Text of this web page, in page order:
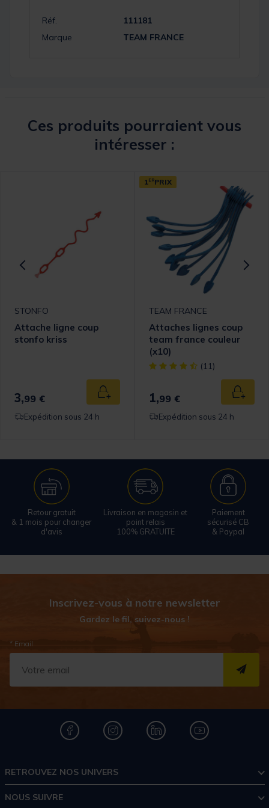
Réf.
111181
Marque
TEAM FRANCE
Ces produits pourraient vous
intéresser :
panier
STONFO
Attache ligne coup
stonfo kriss
3,99 € Ajouter au panier
Expédition sous 24 h
1 ERPRIX
TEAM FRANCE
Attaches lignes coup
team france couleur
(x10)
[object Object] out of 5
(11)
1,99 €
Expédition sous 24 h
Retour gratuit
& 1 mois pour changer
d'avis
Livraison en magasin et
point relais
100% GRATUITE
Paiement
sécurisé CB
& Paypal
Inscrivez-vous à notre newsletter
Gardez le fil, suivez-nous !
* Email
RETROUVEZ NOS UNIVERS
NOUS SUIVRE